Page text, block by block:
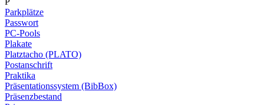
Parkplätze
Passwort
PC-Pools
Plakate
Platztacho (PLATO)
Postanschrift
Praktika
Präsentationssystem (BibBox)
Präsenzbestand